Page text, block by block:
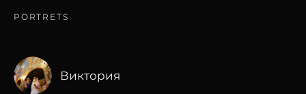
PORTRETS
Виктория